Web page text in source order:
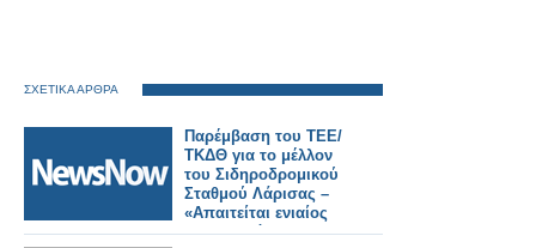
ΣΧΕΤΙΚΑ ΑΡΘΡΑ
Παρέμβαση του ΤΕΕ/
ΤΚΔΘ για το μέλλον
του Σιδηροδρομικού
Σταθμού Λάρισας –
«Απαιτείται ενιαίος
σχεδιασμός για την